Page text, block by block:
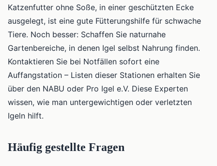
Katzenfutter ohne Soße, in einer geschützten Ecke
ausgelegt, ist eine gute Fütterungshilfe für schwache
Tiere. Noch besser: Schaffen Sie naturnahe
Gartenbereiche, in denen Igel selbst Nahrung finden.
Kontaktieren Sie bei Notfällen sofort eine
Auffangstation – Listen dieser Stationen erhalten Sie
über den NABU oder Pro Igel e.V. Diese Experten
wissen, wie man untergewichtigen oder verletzten
Igeln hilft.
Häufig gestellte Fragen